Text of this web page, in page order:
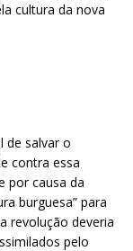
cultura da nova
de salvar o
contra essa
por causa da
burguesa” para
revolução deveria
pelo